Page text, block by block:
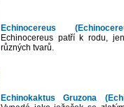
Echinocereus
Echinocereus patří k rodu,
různých tvarů.
Echinokaktus Gruzona